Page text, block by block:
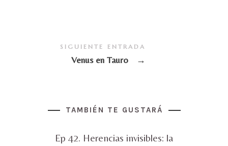
SIGUIENTE ENTRADA
Venus en Tauro →
TAMBIÉN TE GUSTARÁ
Ep 42. Herencias invisibles: la